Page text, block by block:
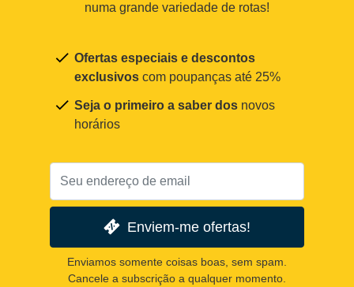
numa grande variedade de rotas!
Ofertas especiais e descontos
exclusivos com poupanças até 25%
Seja o primeiro a saber dos novos
horários
Enviem-me ofertas!
Enviamos somente coisas boas, sem spam.
Cancele a subscrição a qualquer momento.